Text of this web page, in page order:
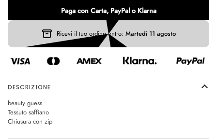
Paga con Carta, PayPal o Klarna
Ricevi il tuo ordine entro: Martedì 11 agosto
DESCRIZIONE
beauty guess
Tessuto saffiano
Chiusura con zip